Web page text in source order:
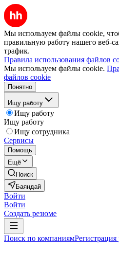
Мы используем файлы cookie,
правильную работу нашего веб-
трафик.
Правила использования файлов
Мы используем файлы cookie.
файлов cookie
Понятно
Ищу работу
Ищу работу
Ищу работу
Ищу сотрудника
Сервисы
Помощь
Ещё
Поиск
Баяндай
Войти
Войти
Создать резюме
Поиск по компаниямРегистрация